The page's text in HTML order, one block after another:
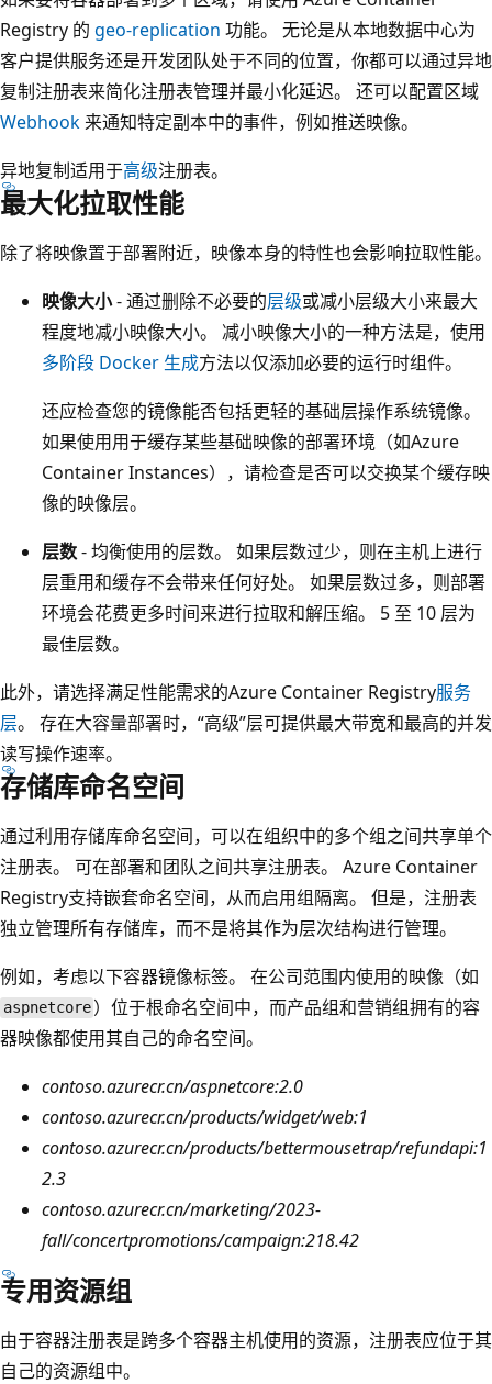
Registry 的 geo-replication 功能。 无论是从本地数据中心为
客户提供服务还是开发团队处于不同的位置，你都可以通过异地
复制注册表来简化注册表管理并最小化延迟。 还可以配置区域
Webhook 来通知特定副本中的事件，例如推送映像。
异地复制适用于高级注册表。
最大化拉取性能
除了将映像置于部署附近，映像本身的特性也会影响拉取性能。
映像大小- 通过删除不必要的层级或减小层级大小来最大
程度地减小映像大小。 减小映像大小的一种方法是，使用
多阶段 Docker 生成方法以仅添加必要的运行时组件。
还应检查您的镜像能否包括更轻的基础层操作系统镜像。
如果使用用于缓存某些基础映像的部署环境（如Azure
Container Instances），请检查是否可以交换某个缓存映
像的映像层。
层数- 均衡使用的层数。 如果层数过少，则在主机上进行
层重用和缓存不会带来任何好处。 如果层数过多，则部署
环境会花费更多时间来进行拉取和解压缩。 5 至 10 层为
最佳层数。
此外，请选择满足性能需求的Azure Container Registry服务
层。 存在大容量部署时，“高级”层可提供最大带宽和最高的并发
读写操作速率。
存储库命名空间
通过利用存储库命名空间，可以在组织中的多个组之间共享单个
注册表。 可在部署和团队之间共享注册表。 Azure Container
Registry支持嵌套命名空间，从而启用组隔离。 但是，注册表
独立管理所有存储库，而不是将其作为层次结构进行管理。
例如，考虑以下容器镜像标签。 在公司范围内使用的映像（如
aspnetcore ）位于根命名空间中，而产品组和营销组拥有的容
器映像都使用其自己的命名空间。
contoso.azurecr.cn/aspnetcore:2.0
contoso.azurecr.cn/products/widget/web:1
contoso.azurecr.cn/products/bettermousetrap/refundapi:1
2.3
contoso.azurecr.cn/marketing/2023-
fall/concertpromotions/campaign:218.42
专用资源组
由于容器注册表是跨多个容器主机使用的资源，注册表应位于其
自己的资源组中。